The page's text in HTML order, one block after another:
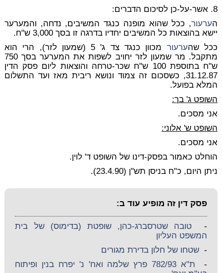
8. אשר-על-כן לסיכום הדברים:
הערעור, ככל שהוא מופנה כנגד המשיבים, נדחה, והמערער
יישא בהוצאות כל המשיבים יחדיו בדרגה זו בסך 3,000 ש"ח.
ככל שהערעור
מכוון כנגד צד ג' 5 (שמעון לזר), הרי הוא
מתקבל. מר שמעון לזר יחויב לשפות את המערער בסך 750
ש"ח בתוספת 100 ש"ח שכר-טרחה והוצאות ליום פסק הדין
31.12.87, כשסכום זה צמוד ונושא ריבית מאז ועד התשלום
המלא בפועל.
השופט ג' בך:
אני מסכים.
השופט ש' אלוני:
אני מסכים.
הוחלט כאמור בפסק-דינו של השופט ד' לוין.
ניתן היום, כ"ח בניסן תש"ן (23.4.90).
פסק דין זה מופיע עוד ב:
- טובה שטרסברג-כהן, שופטת (בדימוס) של בית
המשפט העליון
-שטחו של חלון בדירת מגורים
-
ת"א 782/93 פרץ שלמה ואח' נ' יפרח בנין ופיתוח